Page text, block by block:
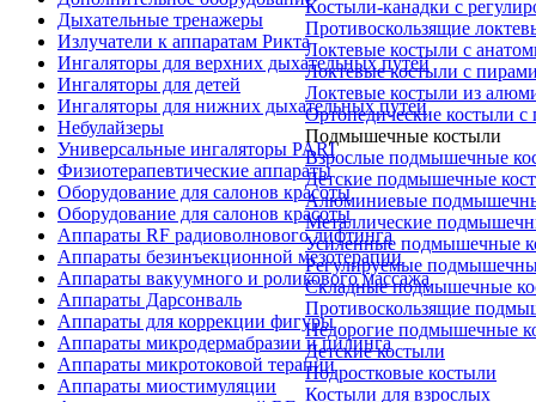
Дыхательные тренажеры
Излучатели к аппаратам Рикта
Ингаляторы для верхних дыхательных путей
Ингаляторы для детей
Ингаляторы для нижних дыхательных путей
Небулайзеры
Универсальные ингаляторы PARI
Физиотерапевтические аппараты
Оборудование для салонов красоты
Оборудование для салонов красоты
Аппараты RF радиоволнового лифтинга
Аппараты безинъекционной мезотерапии
Аппараты вакуумного и роликового массажа
Аппараты Дарсонваль
Аппараты для коррекции фигуры
Аппараты микродермабразии и пилинга
Аппараты микротоковой терапии
Аппараты миостимуляции
Костыли-канадки с
Противоскользящие
Локтевые костыли с
Локтевые костыли с
Локтевые костыли из
Ортопедические костыли с
Подмышечные костыли
Взрослые подмышечные
Детские подмышечные
Алюминиевые
Металлические
Усиленные подмышечные
Регулируемые
Складные подмышечные
Противоскользящие
Недорогие подмышечные
Детские костыли
Подростковые костыли
Костыли для взрослых